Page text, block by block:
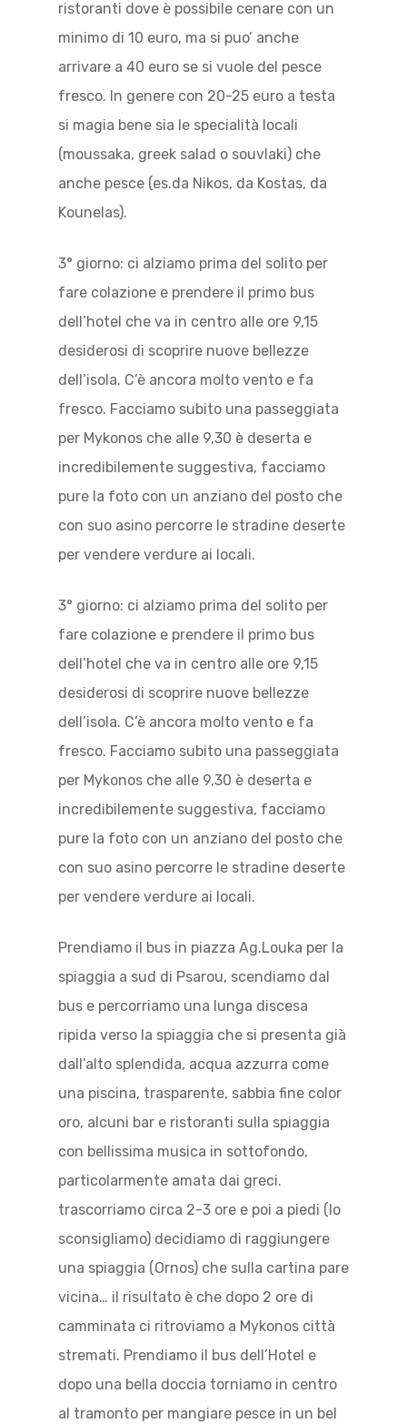
ristoranti dove è possibile cenare con un
minimo di 10 euro, ma si puo’ anche
arrivare a 40 euro se si vuole del pesce
fresco. In genere con 20-25 euro a testa
si magia bene sia le specialità locali
(moussaka, greek salad o souvlaki) che
anche pesce (es.da Nikos, da Kostas, da
Kounelas).
3° giorno: ci alziamo prima del solito per
fare colazione e prendere il primo bus
dell’hotel che va in centro alle ore 9,15
desiderosi di scoprire nuove bellezze
dell’isola. C’è ancora molto vento e fa
fresco. Facciamo subito una passeggiata
per Mykonos che alle 9,30 è deserta e
incredibilemente suggestiva, facciamo
pure la foto con un anziano del posto che
con suo asino percorre le stradine deserte
per vendere verdure ai locali.
3° giorno: ci alziamo prima del solito per
fare colazione e prendere il primo bus
dell’hotel che va in centro alle ore 9,15
desiderosi di scoprire nuove bellezze
dell’isola. C’è ancora molto vento e fa
fresco. Facciamo subito una passeggiata
per Mykonos che alle 9,30 è deserta e
incredibilemente suggestiva, facciamo
pure la foto con un anziano del posto che
con suo asino percorre le stradine deserte
per vendere verdure ai locali.
Prendiamo il bus in piazza Ag.Louka per la
spiaggia a sud di Psarou, scendiamo dal
bus e percorriamo una lunga discesa
ripida verso la spiaggia che si presenta già
dall’alto splendida, acqua azzurra come
una piscina, trasparente, sabbia fine color
oro, alcuni bar e ristoranti sulla spiaggia
con bellissima musica in sottofondo,
particolarmente amata dai greci.
trascorriamo circa 2-3 ore e poi a piedi (lo
sconsigliamo) decidiamo di raggiungere
una spiaggia (Ornos) che sulla cartina pare
vicina… il risultato è che dopo 2 ore di
camminata ci ritroviamo a Mykonos città
stremati. Prendiamo il bus dell’Hotel e
dopo una bella doccia torniamo in centro
al tramonto per mangiare pesce in un bel